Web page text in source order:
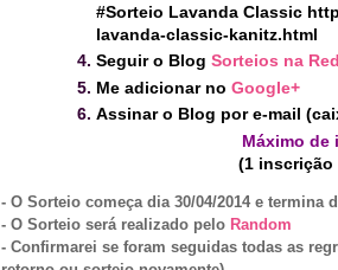
#Sorteio Lavanda Classic
lavanda-classic-kanitz.html
Seguir o Blog Sorteios na
Me adicionar no Google+
Assinar o Blog por e-mail
Máximo
(1 inscrição
- O Sorteio começa dia 30/04/2014e termina
- O Sorteio será realizado pelo Random
- Confirmarei se foram seguidas todas as